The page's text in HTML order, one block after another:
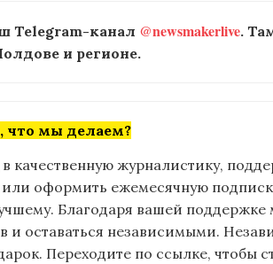
Telegram-канал @newsmakerlive.
и регионе.
что мы делаем?
качественную журналистику,
оформить ежемесячную
Благодаря вашей
и оставаться независимыми.
Переходите по ссылке, чтобы